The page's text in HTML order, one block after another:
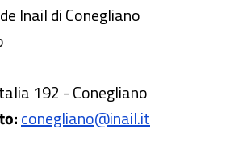
Inail di Conegliano
192 - Conegliano
conegliano@inail.it